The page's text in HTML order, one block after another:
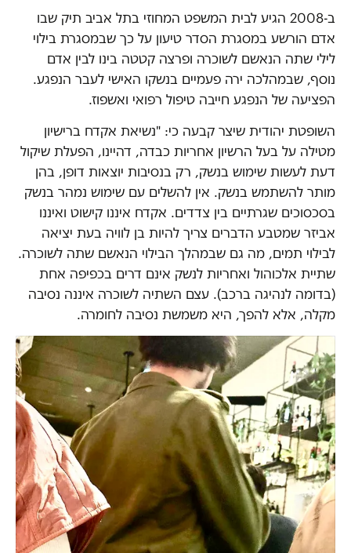
ב-2008 הגיע לבית המשפט המחוזי בתל אביב תיק שבו
אדם הורשע במסגרת הסדר טיעון על כך שבמסגרת בילוי
לילי שתה הנאשם לשוכרה ופרצה קטטה בינו לבין אדם
נוסף, שבמהלכה ירה פעמיים בנשקו האישי לעבר הנפגע.
הפציעה של הנפגע חייבה טיפול רפואי ואשפוז.
השופטת יהודית שיצר קבעה כי: "נשיאת אקדח ברישיון
מטילה על בעל הרשיון אחריות כבדה, דהיינו, הפעלת שיקול
דעת לעשות שימוש בנשק, רק בנסיבות יוצאות דופן, בהן
מותר להשתמש בנשק. אין להשלים עם שימוש נמהר בנשק
בסכסוכים שגרתיים בין צדדים. אקדח איננו קישוט ואיננו
אביזר שמטבע הדברים צריך להיות בן לוויה בעת יציאה
לבילוי תמים, מה גם שבמהלך הבילוי הנאשם שתה לשוכרה.
שתיית אלכוהול ואחריות לנשק אינם דרים בכפיפה אחת
(בדומה לנהיגה ברכב). עצם השתיה לשוכרה איננה נסיבה
מקלה, אלא להפך, היא משמשת נסיבה לחומרה.